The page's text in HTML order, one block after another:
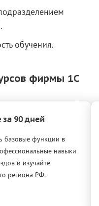
обучения.
фирмы 1С
90 дней
базовые функции в
навыки
и изучайте
региона РФ.